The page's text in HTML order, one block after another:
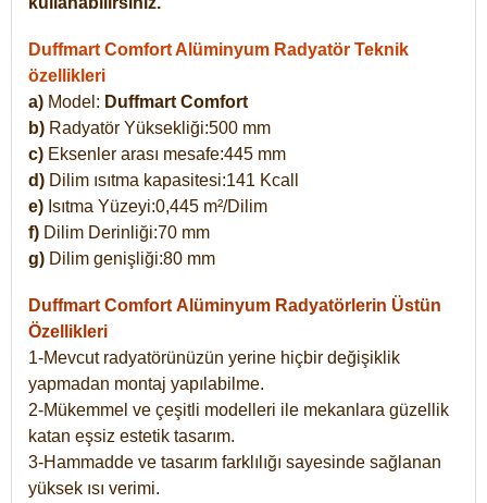
Duffmart Comfort Alüminyum Radyatör Teknik
özellikleri
a) Model: Duffmart Comfort
b) Radyatör Yüksekliği:500 mm
c) Eksenler arası mesafe:445 mm
d) Dilim ısıtma kapasitesi:141 Kcall
e) Isıtma Yüzeyi:0,445 m²/Dilim
f) Dilim Derinliği:70 mm
g) Dilim genişliği:80 mm
Duffmart Comfort Alüminyum Radyatörlerin Üstün
Özellikleri
1-Mevcut radyatörünüzün yerine hiçbir değişiklik
yapmadan montaj yapılabilme.
2-Mükemmel ve çeşitli modelleri ile mekanlara güzellik
katan eşsiz estetik tasarım.
3-Hammadde ve tasarım farklılığı sayesinde sağlanan
yüksek ısı verimi.